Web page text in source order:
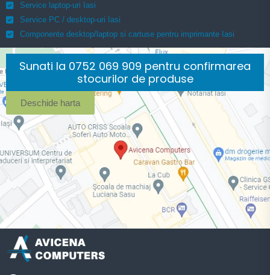
Service laptop-uri Iasi
Service PC / desktop-uri Iasi
Componente desktop/laptop si cartuse pentru imprimante Iasi
Sunati la 0752 069 909 pentru confirmarea
stocurilor de produse
Deschide harta